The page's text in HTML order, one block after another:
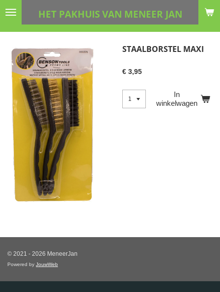
Ga
hoofdinhoud
HET PAKHUIS VAN MENEER JAN
STAALBORSTEL MAXI
€ 3,95
In
winkelwagen
© 2021 - 2026 MeneerJan
Powered by JouwWeb